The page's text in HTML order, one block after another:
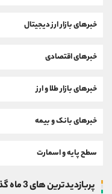
خبرهای بازار ارز دیجیتال
خبرهای اقتصادی
خبرهای بازار طلا و ارز
خبرهای بانک و بیمه
سطح پایه و اسمارت
پربازدیدترین های 3 ماه گذشته